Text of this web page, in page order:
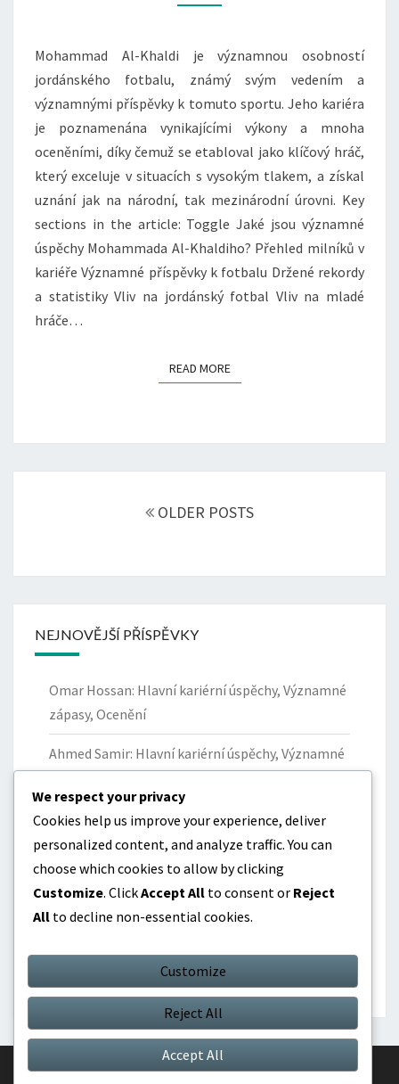
VÝKONY,
Mohammad Al-Khaldi je významnou osobností
jordánského fotbalu, známý svým vedením a
významnými příspěvky k tomuto sportu. Jeho kariéra
je poznamenána vynikajícími výkony a mnoha
oceněními, díky čemuž se etabloval jako klíčový hráč,
který exceluje v situacích s vysokým tlakem, a získal
uznání jak na národní, tak mezinárodní úrovni. Key
sections in the article: Toggle Jaké jsou významné
úspěchy Mohammada Al-Khaldiho? Přehled milníků v
kariéře Významné příspěvky k fotbalu Držené rekordy
a statistiky Vliv na jordánský fotbal Vliv na mladé
hráče…
READ MOREREAD MORE
OLDER POSTS
NEJNOVĚJŠÍ PŘÍSPĚVKY
Omar Hossan: Hlavní kariérní úspěchy, Významné
zápasy, Ocenění
Ahmed Samir: Hlavní kariérní úspěchy, Významné
Yazan Al-Naimat: Příspěvky k národnímu týmu
Jordánska, Klíčové zápasy, Statistika
Omar Hossan: Mezinárodní vystoupení,
Významné zápasy, Dopad
Jordánska, Klíčové výkony, Statistika
© 2026|Proudly Powered byWordPress |Theme:Nisarg
We respect your privacy
Cookies help us improve your experience, deliver
personalized content, and analyze traffic. You can
choose which cookies to allow by clicking
Customize. ClickAccept All to consent or Reject
All to decline non-essential cookies.
Customize
Reject All
Accept All